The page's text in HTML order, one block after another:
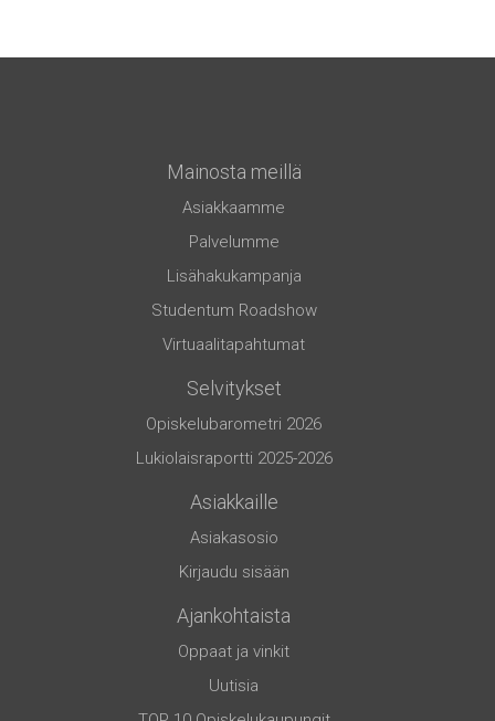
Mainosta meillä
Asiakkaamme
Palvelumme
Lisähakukampanja
Studentum Roadshow
Virtuaalitapahtumat
Selvitykset
Opiskelubarometri 2026
Lukiolaisraportti 2025-2026
Asiakkaille
Asiakasosio
Kirjaudu sisään
Ajankohtaista
Oppaat ja vinkit
Uutisia